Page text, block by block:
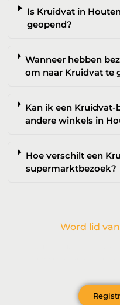
Is Kruidvat in
geopend?
Wanneer hebben
om naar Kruidvat te
Kan ik een
andere winkels in
Hoe verschilt een
supermarktbezoek?
Word lid